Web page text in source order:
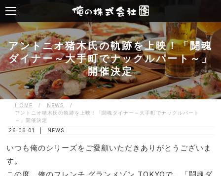
アントニオ猪木氏の軌跡を上映！「闘魂
ダイナー～大手町でナックルパート～」
開催決定
HOME / NEWS
/
アントニオ猪木氏の軌跡を上映！「闘魂ダイナー～大手町でナックルパート
～」開催決定
26.06.01 |
NEWS
いつも俺のシリーズをご愛顧いただきありがとうございま
す。
この度、俺のフレンチ グランメゾン TOKYOで、「闘魂ダ